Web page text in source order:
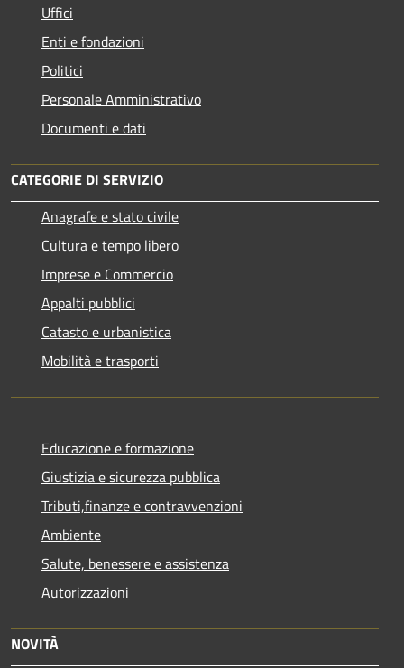
Uffici
Enti e fondazioni
Politici
Personale Amministrativo
Documenti e dati
CATEGORIE DI SERVIZIO
Anagrafe e stato civile
Cultura e tempo libero
Imprese e Commercio
Appalti pubblici
Catasto e urbanistica
Mobilità e trasporti
Educazione e formazione
Giustizia e sicurezza pubblica
Tributi,finanze e contravvenzioni
Ambiente
Salute, benessere e assistenza
Autorizzazioni
NOVITÀ